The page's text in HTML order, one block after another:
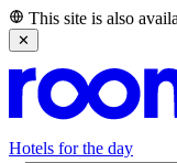
This site is also
✕
Hotels for the day